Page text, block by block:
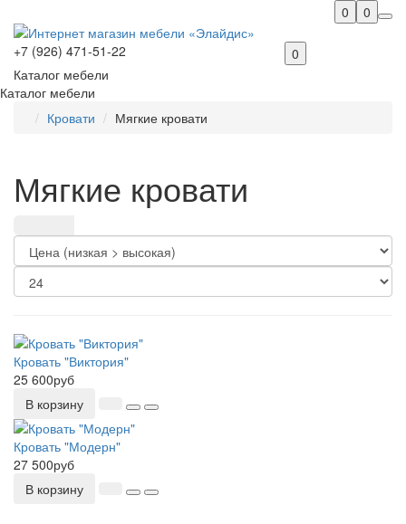
0
0
+7 (926) 471-51-22
0
Каталог мебели
Каталог мебели
Кровати
Мягкие кровати
Мягкие кровати
Кровать "Виктория"
25 600руб
В корзину
Кровать "Модерн"
27 500руб
В корзину